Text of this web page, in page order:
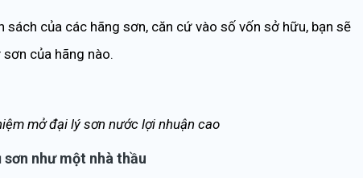
của các hãng sơn, căn cứ vào số vốn sở hữu, bạn sẽ
của hãng nào.
mở đại lý sơn nước lợi nhuận cao
như một nhà thầu